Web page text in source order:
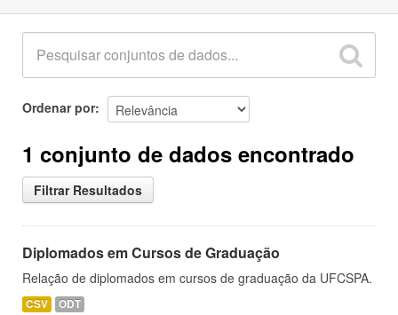
Ordenar por
1 conjunto de dados encontrado
Filtrar Resultados
Diplomados em Cursos de Graduação
Relação de diplomados em cursos de graduação da UFCSPA.
CSV ODT